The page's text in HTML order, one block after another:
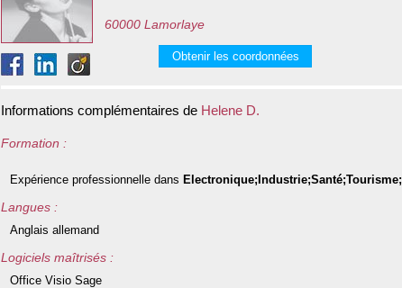
60000 Lamorlaye
Obtenir les coordonnées
Informations complémentaires de Helene D.
Formation :
Expérience professionnelle dans Electronique;Industrie;Santé;Tourisme;
Langues :
Anglais allemand
Logiciels maîtrisés :
Office Visio Sage